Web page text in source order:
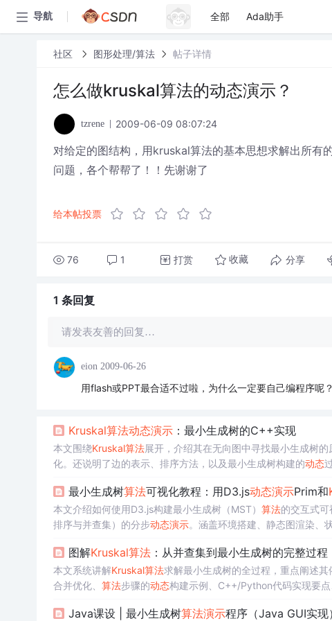
导航 全部 Ada助手
社区 图形处理/算法 帖子详情
怎么做kruskal算法的动态演示？
tzrene 2009-06-09 08:07:24
对给定的图结构，用kruskal算法的基本思想求解出所有
问题，各个帮帮了！！先谢谢了
给本帖投票
76 1 打赏 收藏 分享
1 条回复
请发表友善的回复…
eion 2009-06-26
用flash或PPT最合适不过啦，为什么一定要自己编程序呢
Kruskal算法动态演示：最小生成树的C++实现
本文围绕Kruskal算法展开，介绍其在无向图中寻找最小生成树
化。还说明了边的表示、排序方法，以及最小生成树构建的动态
最小生成树算法可视化教程：用D3.js动态演示Prim和
本文介绍如何使用D3.js构建最小生成树（MST） 算法的交互式可
排序与并查集）的分步动态演示。涵盖环境搭建、静态图渲染、
图解Kruskal算法：从并查集到最小生成树的完整过程
本文系统讲解Kruskal算法求解最小生成树的全过程，重点阐述
合并优化、 算法步骤的动态构建示例、C++/Python代码实现要
Java课设 | 最小生成树算法演示程序（Java GUI实现）